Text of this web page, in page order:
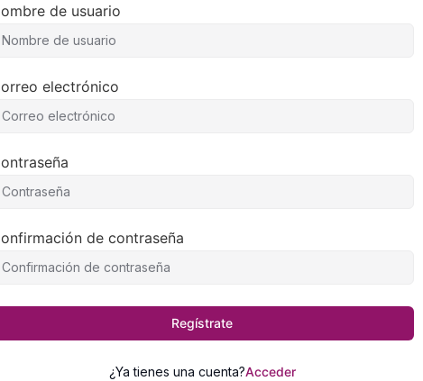
de usuario
electrónico
de contraseña
Regístrate
¿Ya tienes una cuenta?Acceder